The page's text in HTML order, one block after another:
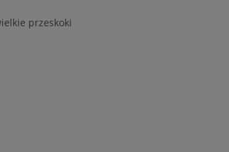
przeskoki